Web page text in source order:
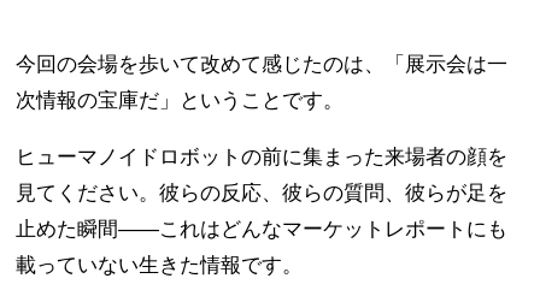
今回の会場を歩いて改めて感じたのは、「展示会は一
次情報の宝庫だ」ということです。
ヒューマノイドロボットの前に集まった来場者の顔を
見てください。彼らの反応、彼らの質問、彼らが足を
止めた瞬間——これはどんなマーケットレポートにも
載っていない生きた情報です。